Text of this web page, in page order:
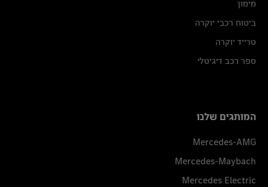
מימון
ביטוח רכבי יוקרה
טרייד יוקרה
ספר רכב דיגיטלי
המותגים שלנו
Mercedes-AMG
Mercedes-Maybach
Mercedes Electric